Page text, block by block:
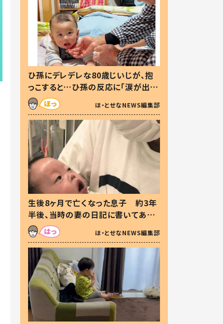
ひ孫にデレデレな80歳じいじが、抱
っこすると…ひ孫の反応に「涙が出ま
した」「可愛くて仕方ない」
ほ・とせなNEWS編集部
生後8ヶ月で亡くなった息子 約3年
半後、当時の妻の日記に書いてあっ
た本音とは
ほ・とせなNEWS編集部